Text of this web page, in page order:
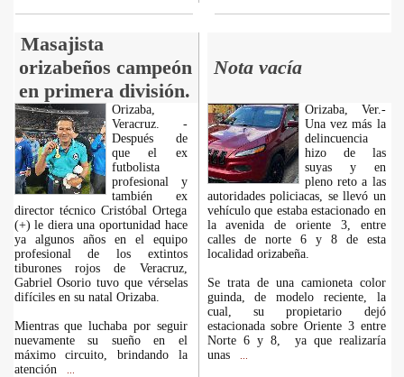
Masajista
orizabeños campeón
en primera división.
Nota vacía
Orizaba,
Veracruz. -
Después de
que el ex
futbolista
profesional y
también ex
director técnico Cristóbal Ortega
(+) le diera una oportunidad hace
ya algunos años en el equipo
profesional de los extintos
tiburones rojos de Veracruz,
Gabriel Osorio tuvo que vérselas
difíciles en su natal Orizaba.
Mientras que luchaba por seguir
nuevamente su sueño en el
máximo circuito, brindando la
atención
Orizaba, Ver.-
Una vez más la
delincuencia
hizo de las
suyas y en
pleno reto a las
autoridades policiacas, se llevó un
vehículo que estaba estacionado en
la avenida de oriente 3, entre
calles de norte 6 y 8 de esta
localidad orizabeña.
Se trata de una camioneta color
guinda, de modelo reciente, la
cual, su propietario dejó
estacionada sobre Oriente 3 entre
Norte 6 y 8, ya que realizaría
unas